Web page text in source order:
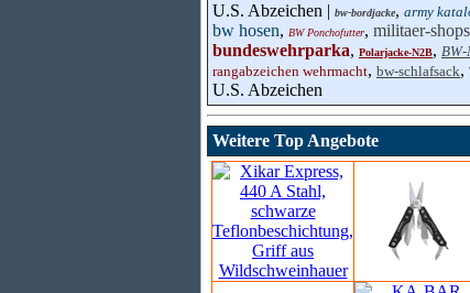
U.S. Abzeichen | bw-bordjacke, army
bw hosen, BW Ponchofutter, militaer-shops
bundeswehrparka, Polarjacke-N2B,
rangabzeichen wehrmacht, bw-schlafsack,
U.S. Abzeichen
Weitere Top Angebote